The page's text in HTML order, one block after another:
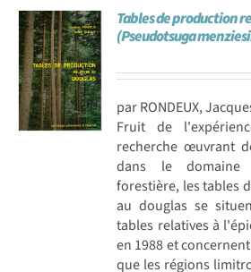
Achat en ligne
Panier WooCommerce
Tables de production
(Pseudotsuga
par RONDEUX,
Fruit de
recherche œuvrant
dans le
forestière, les tables
au douglas se
tables relatives à
en 1988 et
que les régions